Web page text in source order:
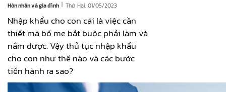
Hôn nhân và gia đình | Thứ Hai, 01/05/2023
Nhập khẩu cho con cái là việc cần
thiết mà bố mẹ bắt buộc phải làm và
nắm được. Vậy thủ tục nhập khẩu
cho con như thế nào và các bước
tiến hành ra sao?